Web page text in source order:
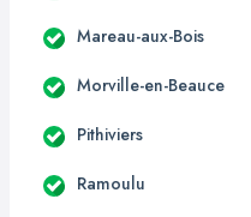
Mareau-aux-Bois
Morville-en-Beauce
Pithiviers
Ramoulu